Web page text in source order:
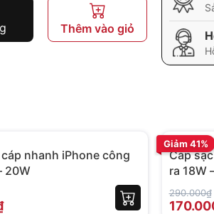
Thêm vào giỏ
nhanh iPhone công
20W
Giảm 41%
Cáp
ra 18W
290.000₫